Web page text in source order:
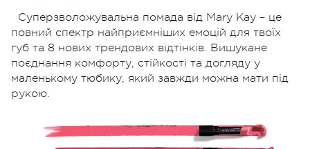
Суперзволожувальна помада від Mary Kay – це
повний спектр найприємніших емоцій для твоїх
губ та 8 нових трендових відтінків. Вишукане
поєднання комфорту, стійкості та догляду у
маленькому тюбику, який завжди можна мати під
рукою.